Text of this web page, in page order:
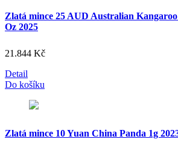
Zlatá mince 25 AUD Australian
Oz 2025
21.844 Kč
Detail
Do košíku
Zlatá mince 10 Yuan China Panda 1g